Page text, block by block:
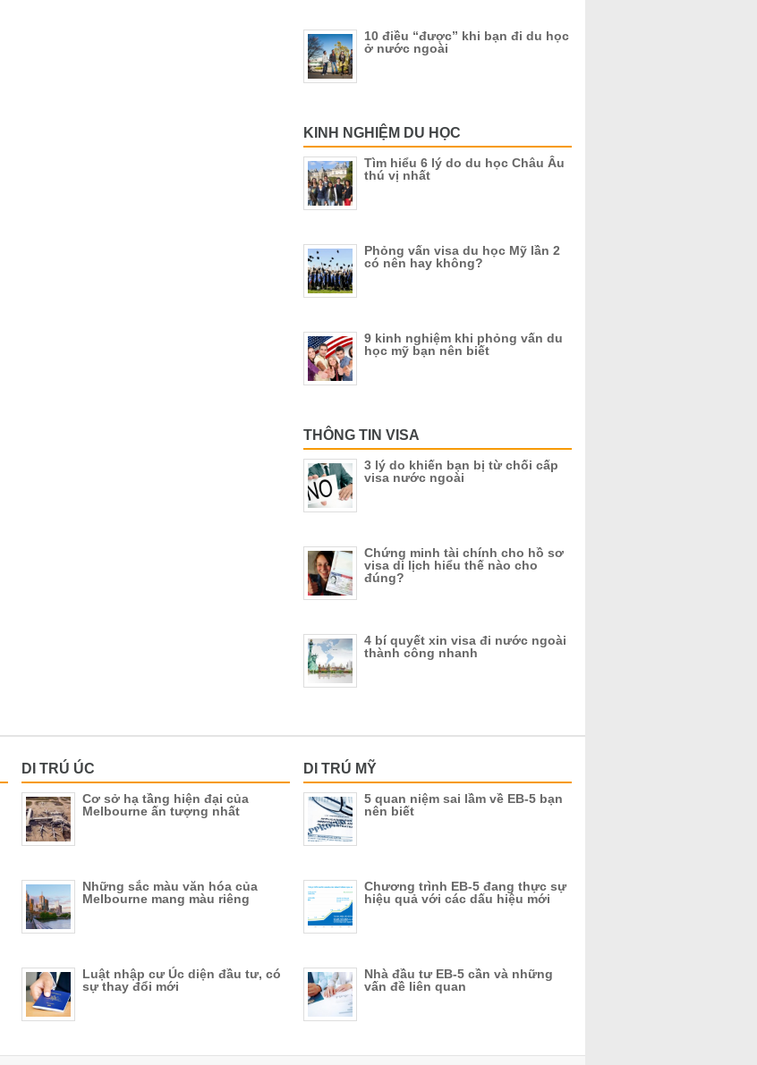
10 điều “được” khi bạn đi du học
ở nước ngoài
KINH NGHIỆM DU HỌC
Tìm hiểu 6 lý do du học Châu Âu
thú vị nhất
Phỏng vấn visa du học Mỹ lần 2
có nên hay không?
9 kinh nghiệm khi phỏng vấn du
học mỹ bạn nên biết
THÔNG TIN VISA
3 lý do khiến bạn bị từ chối cấp
visa nước ngoài
Chứng minh tài chính cho hồ sơ
visa di lịch hiểu thế nào cho
đúng?
4 bí quyết xin visa đi nước ngoài
thành công nhanh
DI TRÚ ÚC
Cơ sở hạ tầng hiện đại của
Melbourne ấn tượng nhất
Những sắc màu văn hóa của
Melbourne mang màu riêng
Luật nhập cư Úc diện đầu tư, có
sự thay đổi mới
DI TRÚ MỸ
5 quan niệm sai lầm về EB-5 bạn
nên biết
Chương trình EB-5 đang thực sự
hiệu quả với các dấu hiệu mới
Nhà đầu tư EB-5 cần và những
vấn đề liên quan